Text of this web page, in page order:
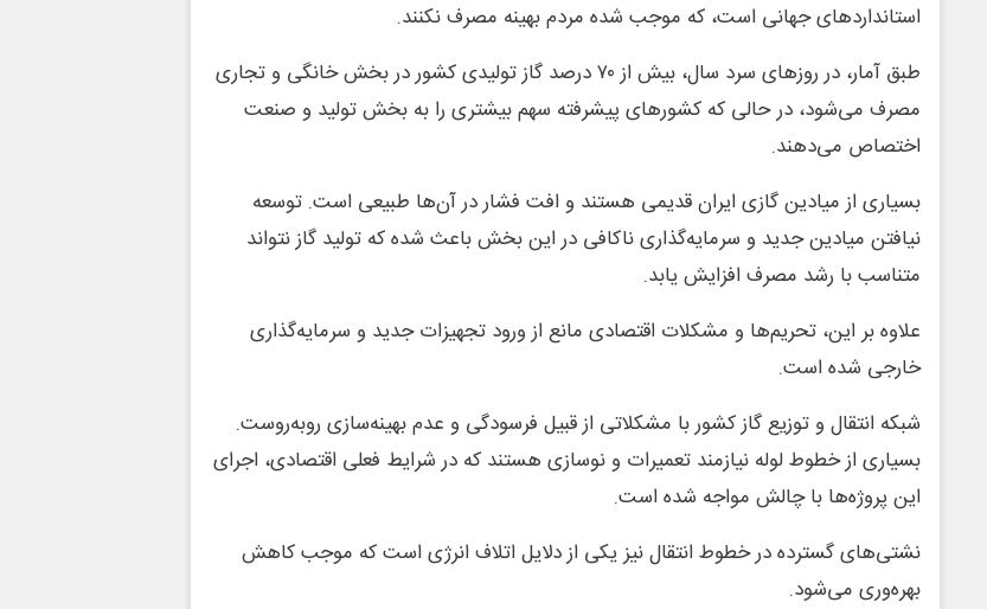
استانداردهای جهانی است، که موجب شده مردم بهینه مصرف نکنند.
طبق آمار، در روزهای سرد سال، بیش از ۷۰ درصد گاز تولیدی کشور در بخش خانگی و تجاری
مصرف می‌شود، در حالی که کشورهای پیشرفته سهم بیشتری را به بخش تولید و صنعت
اختصاص می‌دهند.
بسیاری از میادین گازی ایران قدیمی هستند و افت فشار در آن‌ها طبیعی است. توسعه
نیافتن میادین جدید و سرمایه‌گذاری ناکافی در این بخش باعث شده که تولید گاز نتواند
متناسب با رشد مصرف افزایش یابد.
علاوه بر این، تحریم‌ها و مشکلات اقتصادی مانع از ورود تجهیزات جدید و سرمایه‌گذاری
خارجی شده است.
شبکه انتقال و توزیع گاز کشور با مشکلاتی از قبیل فرسودگی و عدم بهینه‌سازی روبه‌روست.
بسیاری از خطوط لوله نیازمند تعمیرات و نوسازی هستند که در شرایط فعلی اقتصادی، اجرای
این پروژه‌ها با چالش مواجه شده است.
نشتی‌های گسترده در خطوط انتقال نیز یکی از دلایل اتلاف انرژی است که موجب کاهش
بهره‌وری می‌شود.